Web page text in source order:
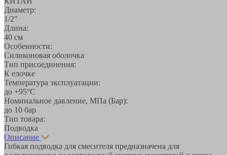
Диаметр:
1/2"
Длина:
40 см
Особенности:
Силиконовая оболочка
Тип присоединения:
К елочке
Температура эксплуатации:
до +95°С
Номинальное давление, МПа (Бар):
до 10 бар
Тип товара:
Подводка
Описание
Гибкая подводка для смесителя предназначена для